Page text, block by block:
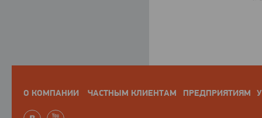
О КОМПАНИИ ЧАСТНЫМ КЛИЕНТАМ ПРЕДПРИЯТИЯМ